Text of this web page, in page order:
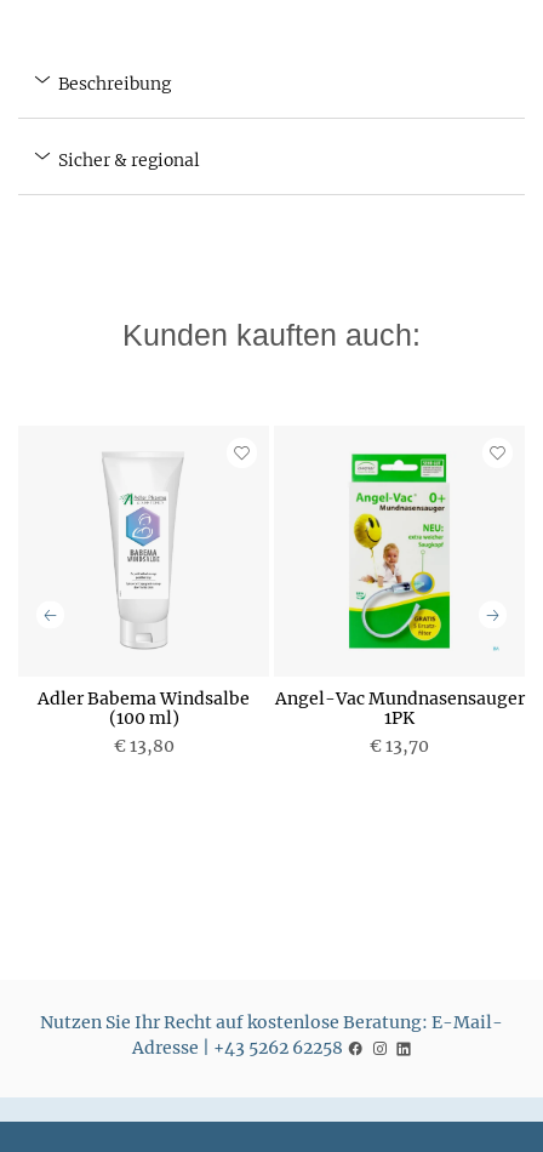
Beschreibung
Sicher & regional
Kunden kauften auch:
Adler Babema Windsalbe
(100 ml)
€ 13,80
Angel-Vac Mundnasensauger
1PK
€ 13,70
Nutzen Sie Ihr Recht auf kostenlose Beratung: E-Mail-
Adresse | +43 5262 62258